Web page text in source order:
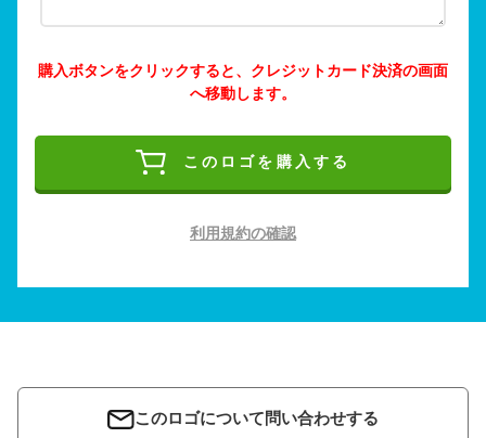
購入ボタンをクリックすると、クレジットカード決済の画面
へ移動します。
このロゴを購入する
利用規約の確認
このロゴについて問い合わせする